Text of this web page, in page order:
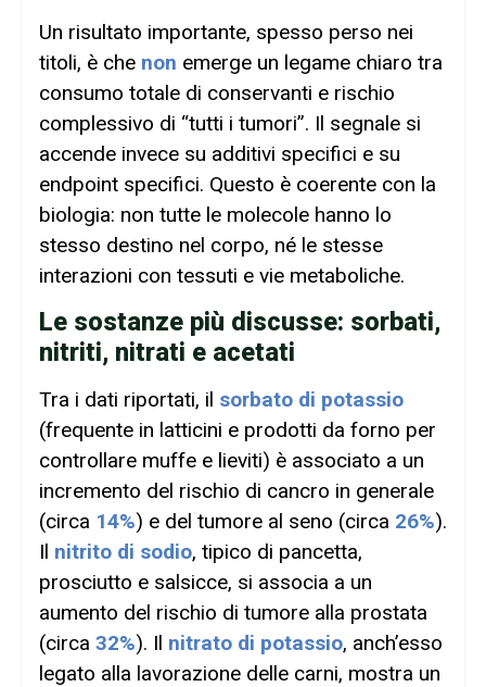
Un risultato importante, spesso perso nei
titoli, è che non emerge un legame chiaro tra
consumo totale di conservanti e rischio
complessivo di “tutti i tumori”. Il segnale si
accende invece su additivi specifici e su
endpoint specifici. Questo è coerente con la
biologia: non tutte le molecole hanno lo
stesso destino nel corpo, né le stesse
interazioni con tessuti e vie metaboliche.
Le sostanze più discusse: sorbati,
nitriti, nitrati e acetati
Tra i dati riportati, il sorbato di potassio
(frequente in latticini e prodotti da forno per
controllare muffe e lieviti) è associato a un
incremento del rischio di cancro in generale
(circa 14%) e del tumore al seno (circa 26%).
Il nitrito di sodio, tipico di pancetta,
prosciutto e salsicce, si associa a un
aumento del rischio di tumore alla prostata
(circa 32%). Il nitrato di potassio, anch’esso
legato alla lavorazione delle carni, mostra un